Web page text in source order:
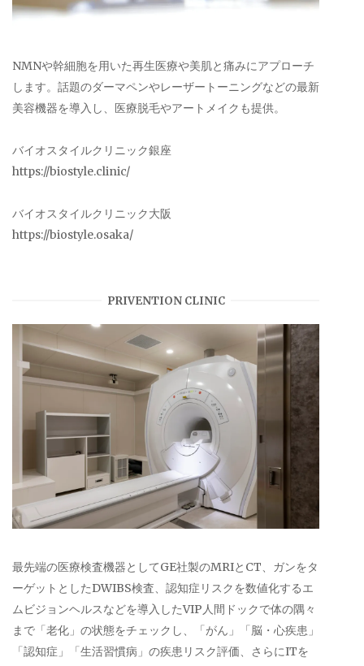
NMNや幹細胞を用いた再生医療や美肌と痛みにアプローチ
します。話題のダーマペンやレーザートーニングなどの最新
美容機器を導入し、医療脱毛やアートメイクも提供。
バイオスタイルクリニック銀座
https://biostyle.clinic/
バイオスタイルクリニック大阪
https://biostyle.osaka/
PRIVENTION CLINIC
最先端の医療検査機器としてGE社製のMRIとCT、ガンをタ
ーゲットとしたDWIBS検査、認知症リスクを数値化するエ
ムビジョンヘルスなどを導入したVIP人間ドックで体の隅々
まで「老化」の状態をチェックし、「がん」「脳・心疾患」
「認知症」「生活習慣病」の疾患リスク評価、さらにITを